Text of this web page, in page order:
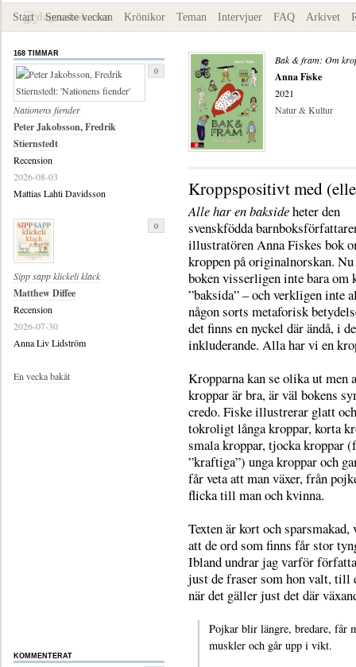
Start Senaste veckan Krönikor Teman Intervjuer FAQ Arkivet
Bak & fram: Om
Anna Fiske
2021
Natur & Kultur
Kroppspositivt med
Alle har en baksideheter den
svenskfödda
illustratören Anna Fiskes bok
kroppen på originalnorskan.
boken visserligen inte bara om
”baksida” – och verkligen inte
någon sorts metaforisk
det finns en nyckel där ändå, i
inkluderande. Alla har vi en
Kropparna kan se olika ut men
kroppar är bra, är väl bokens
credo. Fiske illustrerar glatt och
tokroligt långa kroppar, korta
smala kroppar, tjocka kroppar
”kraftiga”) unga kroppar och
får veta att man växer, från
flicka till man och kvinna.
Texten är kort och
att de ord som finns får stor
Ibland undrar jag varför
just de fraser som hon valt, till
när det gäller just det där
Pojkar blir längre, bredare, får
muskler och går upp i vikt.
168 TIMMAR
Nationens fiender
Peter Jakobsson, Fredrik
Stiernstedt
Recension
2026-08-03
Mattias Lahti Davidsson
0
Sipp sapp klickeli klack
Matthew Diffee
Recension
2026-07-30
Anna Liv Lidström
0
En vecka bakåt
KOMMENTERAT